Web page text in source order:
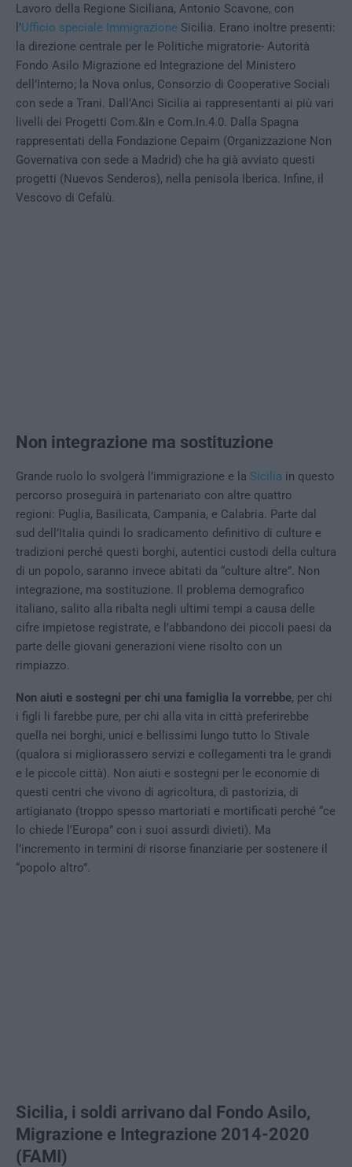
Lavoro della Regione Siciliana, Antonio Scavone, con
l’Ufficio speciale Immigrazione Sicilia. Erano inoltre presenti:
la direzione centrale per le Politiche migratorie- Autorità
Fondo Asilo Migrazione ed Integrazione del Ministero
dell’Interno; la Nova onlus, Consorzio di Cooperative Sociali
con sede a Trani. Dall’Anci Sicilia ai rappresentanti ai più vari
livelli dei Progetti Com.&In e Com.In.4.0. Dalla Spagna
rappresentati della Fondazione Cepaim (Organizzazione Non
Governativa con sede a Madrid) che ha già avviato questi
progetti (Nuevos Senderos), nella penisola Iberica. Infine, il
Vescovo di Cefalù.
Non integrazione ma sostituzione
Grande ruolo lo svolgerà l’immigrazione e la Sicilia in questo
percorso proseguirà in partenariato con altre quattro
regioni: Puglia, Basilicata, Campania, e Calabria. Parte dal
sud dell’Italia quindi lo sradicamento definitivo di culture e
tradizioni perché questi borghi, autentici custodi della cultura
di un popolo, saranno invece abitati da “culture altre”. Non
integrazione, ma sostituzione. Il problema demografico
italiano, salito alla ribalta negli ultimi tempi a causa delle
cifre impietose registrate, e l’abbandono dei piccoli paesi da
parte delle giovani generazioni viene risolto con un
rimpiazzo.
Non aiuti e sostegni per chi una famiglia la vorrebbe, per chi
i figli li farebbe pure, per chi alla vita in città preferirebbe
quella nei borghi, unici e bellissimi lungo tutto lo Stivale
(qualora si migliorassero servizi e collegamenti tra le grandi
e le piccole città). Non aiuti e sostegni per le economie di
questi centri che vivono di agricoltura, di pastorizia, di
artigianato (troppo spesso martoriati e mortificati perché “ce
lo chiede l’Europa” con i suoi assurdi divieti). Ma
l’incremento in termini di risorse finanziarie per sostenere il
“popolo altro”.
Sicilia, i soldi arrivano dal Fondo Asilo,
Migrazione e Integrazione 2014-2020
(FAMI)